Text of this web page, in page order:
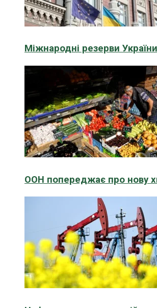
Міжнародні резерви
ООН попереджає про нову